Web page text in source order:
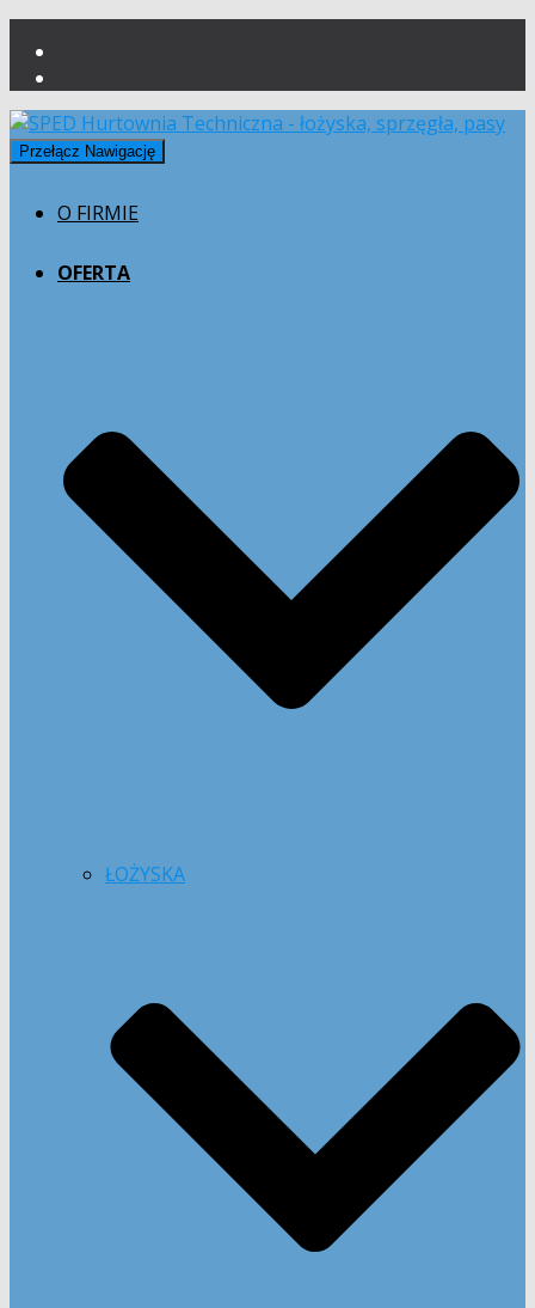
Przełącz Nawigację
O FIRMIE
OFERTA
ŁOŻYSKA